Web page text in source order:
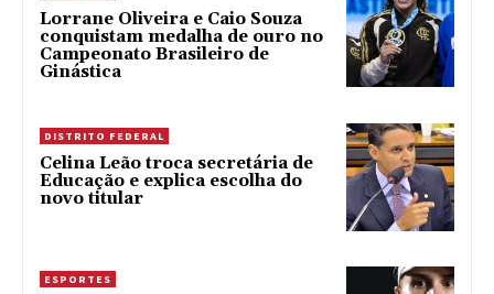
Lorrane Oliveira e Caio Souza
conquistam medalha de ouro no
Campeonato Brasileiro de
Ginástica
DISTRITO FEDERAL
Celina Leão troca secretária de
Educação e explica escolha do
novo titular
ESPORTES